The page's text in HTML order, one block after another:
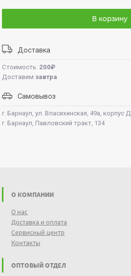
В корзину
Доставка
Стоимость: 200₽
Доставим завтра
Самовывоз
г. Барнаул, ул. Власихинская, 49а, корпус Д
г. Барнаул, Павловский тракт, 134
О КОМПАНИИ
О нас
Доставка и оплата
Сервисный центр
Контакты
ОПТОВЫЙ ОТДЕЛ